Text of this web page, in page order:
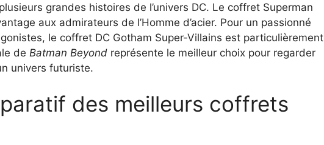
grandes histoires de l’univers DC. Le coffret Superman
aux admirateurs de l’Homme d’acier. Pour un passionné
le coffret DC Gotham Super-Villains est particulièrement
de Batman Beyond représente le meilleur choix pour regarder
univers futuriste.
des meilleurs coffrets